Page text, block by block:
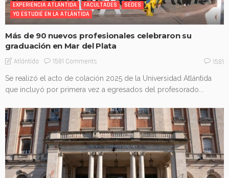
EXPERIENCIA ATLÁNTIDA FACULTADES
SEDES
YO ESTUDIÉ EN LA ATLÁNTIDA
Más de 90 nuevos profesionales celebraron su
graduación en Mar del Plata
Atlántida 1581 Comments 1581
Se realizó el acto de colación 2025 de la Universidad Atlántida
que incluyó por primera vez a egresados del profesorado...